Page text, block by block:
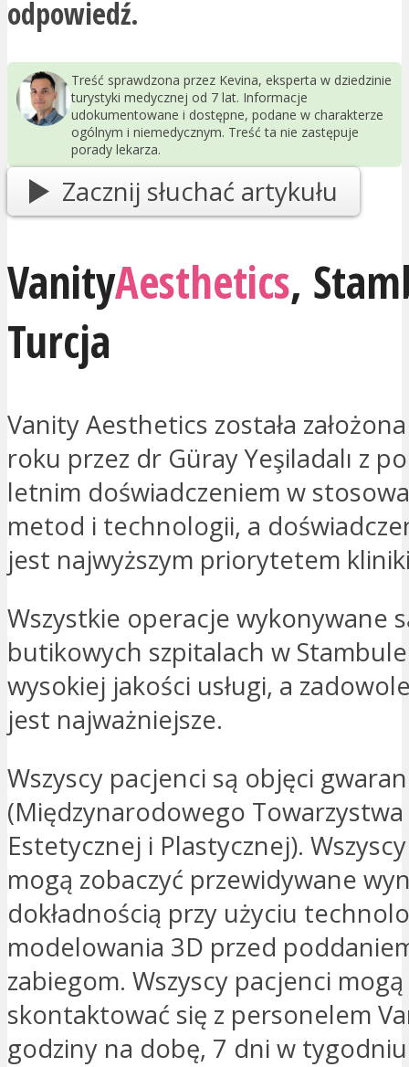
odpowiedź.
Treść sprawdzona przez Kevina, eksperta w dziedzinie
turystyki medycznej od 7 lat. Informacje
udokumentowane i dostępne, podane w charakterze
ogólnym i niemedycznym. Treść ta nie zastępuje
porady lekarza.
Zacznij słuchać artykułu
VanityAesthetics,
Turcja
Vanity Aesthetics została
roku przez dr Güray Yeşiladalı z
letnim doświadczeniem w
metod i technologii, a
jest najwyższym priorytetem
Wszystkie operacje wykonywane
butikowych szpitalach w
wysokiej jakości usługi, a
jest najważniejsze.
Wszyscy pacjenci są objęci
(Międzynarodowego
Estetycznej i Plastycznej).
mogą zobaczyć przewidywane
dokładnością przy użyciu
modelowania 3D przed
zabiegom. Wszyscy pacjenci mogą
skontaktować się z personelem
godziny na dobę, 7 dni w